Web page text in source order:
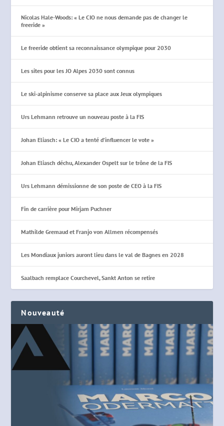
Nicolas Hale-Woods: « Le CIO ne nous demande pas de changer le
freeride »
Le freeride obtient sa reconnaissance olympique pour 2030
Les sites pour les JO Alpes 2030 sont connus
Le ski-alpinisme conserve sa place aux Jeux olympiques
Urs Lehmann retrouve un nouveau poste à la FIS
Johan Eliasch: « Le CIO a tenté d’influencer le vote »
Johan Eliasch déchu, Alexander Ospelt sur le trône de la FIS
Urs Lehmann démissionne de son poste de CEO à la FIS
Fin de carrière pour Mirjam Puchner
Mathilde Gremaud et Franjo von Allmen récompensés
Les Mondiaux juniors auront lieu dans le val de Bagnes en 2028
Saalbach remplace Courchevel, Sankt Anton se retire
Nouveauté